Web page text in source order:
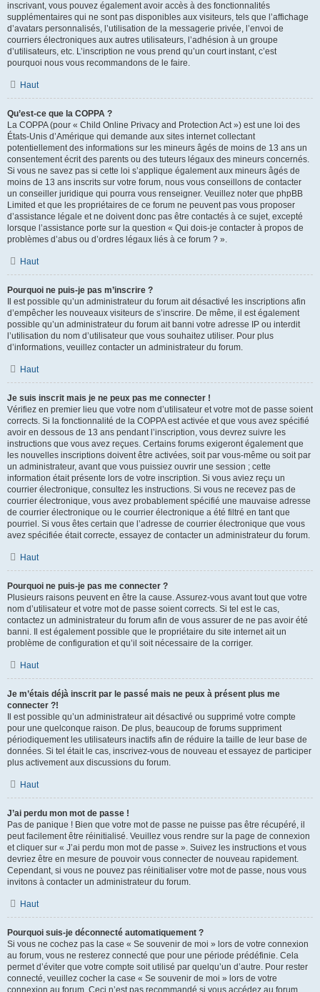
inscrivant, vous pouvez également avoir accès à des fonctionnalités
supplémentaires qui ne sont pas disponibles aux visiteurs, tels que l’affichage
d’avatars personnalisés, l’utilisation de la messagerie privée, l’envoi de
courriers électroniques aux autres utilisateurs, l’adhésion à un groupe
d’utilisateurs, etc. L’inscription ne vous prend qu’un court instant, c’est
pourquoi nous vous recommandons de le faire.
Haut
Qu’est-ce que la COPPA ?
La COPPA (pour « Child Online Privacy and Protection Act ») est une loi des
États-Unis d’Amérique qui demande aux sites internet collectant
potentiellement des informations sur les mineurs âgés de moins de 13 ans un
consentement écrit des parents ou des tuteurs légaux des mineurs concernés.
Si vous ne savez pas si cette loi s’applique également aux mineurs âgés de
moins de 13 ans inscrits sur votre forum, nous vous conseillons de contacter
un conseiller juridique qui pourra vous renseigner. Veuillez noter que phpBB
Limited et que les propriétaires de ce forum ne peuvent pas vous proposer
d’assistance légale et ne doivent donc pas être contactés à ce sujet, excepté
lorsque l’assistance porte sur la question « Qui dois-je contacter à propos de
problèmes d’abus ou d’ordres légaux liés à ce forum ? ».
Haut
Pourquoi ne puis-je pas m’inscrire ?
Il est possible qu’un administrateur du forum ait désactivé les inscriptions afin
d’empêcher les nouveaux visiteurs de s’inscrire. De même, il est également
possible qu’un administrateur du forum ait banni votre adresse IP ou interdit
l’utilisation du nom d’utilisateur que vous souhaitez utiliser. Pour plus
d’informations, veuillez contacter un administrateur du forum.
Haut
Je suis inscrit mais je ne peux pas me connecter !
Vérifiez en premier lieu que votre nom d’utilisateur et votre mot de passe soient
corrects. Si la fonctionnalité de la COPPA est activée et que vous avez spécifié
avoir en dessous de 13 ans pendant l’inscription, vous devrez suivre les
instructions que vous avez reçues. Certains forums exigeront également que
les nouvelles inscriptions doivent être activées, soit par vous-même ou soit par
un administrateur, avant que vous puissiez ouvrir une session ; cette
information était présente lors de votre inscription. Si vous aviez reçu un
courrier électronique, consultez les instructions. Si vous ne recevez pas de
courrier électronique, vous avez probablement spécifié une mauvaise adresse
de courrier électronique ou le courrier électronique a été filtré en tant que
pourriel. Si vous êtes certain que l’adresse de courrier électronique que vous
avez spécifiée était correcte, essayez de contacter un administrateur du forum.
Haut
Pourquoi ne puis-je pas me connecter ?
Plusieurs raisons peuvent en être la cause. Assurez-vous avant tout que votre
nom d’utilisateur et votre mot de passe soient corrects. Si tel est le cas,
contactez un administrateur du forum afin de vous assurer de ne pas avoir été
banni. Il est également possible que le propriétaire du site internet ait un
problème de configuration et qu’il soit nécessaire de la corriger.
Haut
Je m’étais déjà inscrit par le passé mais ne peux à présent plus me
connecter ?!
Il est possible qu’un administrateur ait désactivé ou supprimé votre compte
pour une quelconque raison. De plus, beaucoup de forums suppriment
périodiquement les utilisateurs inactifs afin de réduire la taille de leur base de
données. Si tel était le cas, inscrivez-vous de nouveau et essayez de participer
plus activement aux discussions du forum.
Haut
J’ai perdu mon mot de passe !
Pas de panique ! Bien que votre mot de passe ne puisse pas être récupéré, il
peut facilement être réinitialisé. Veuillez vous rendre sur la page de connexion
et cliquer sur « J’ai perdu mon mot de passe ». Suivez les instructions et vous
devriez être en mesure de pouvoir vous connecter de nouveau rapidement.
Cependant, si vous ne pouvez pas réinitialiser votre mot de passe, nous vous
invitons à contacter un administrateur du forum.
Haut
Pourquoi suis-je déconnecté automatiquement ?
Si vous ne cochez pas la case « Se souvenir de moi » lors de votre connexion
au forum, vous ne resterez connecté que pour une période prédéfinie. Cela
permet d’éviter que votre compte soit utilisé par quelqu’un d’autre. Pour rester
connecté, veuillez cocher la case « Se souvenir de moi » lors de votre
connexion au forum. Ceci n’est pas recommandé si vous accédez au forum